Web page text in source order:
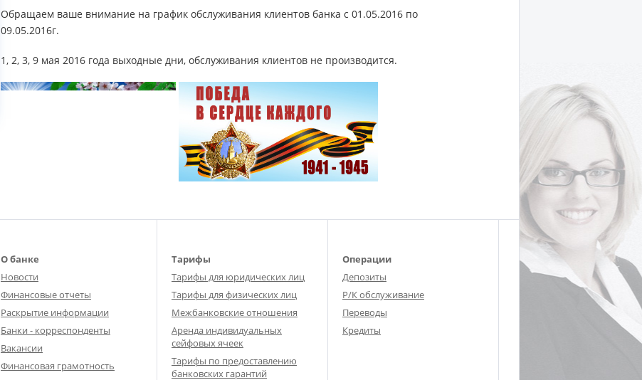
Обращаем ваше внимание на график обслуживания клиентов банка с 01.05.2016 по
09.05.2016г.
1, 2, 3, 9 мая 2016 года выходные дни, обслуживания клиентов не производится.
О банке
Новости
Финансовые отчеты
Раскрытие информации
Банки - корреспонденты
Вакансии
Финансовая грамотность
Тарифы
Тарифы для юридических лиц
Тарифы для физических лиц
Межбанковские отношения
Аренда индивидуальных
сейфовых ячеек
Тарифы по предоставлению
банковских гарантий
Операции
Депозиты
Р/К обслуживание
Переводы
Кредиты